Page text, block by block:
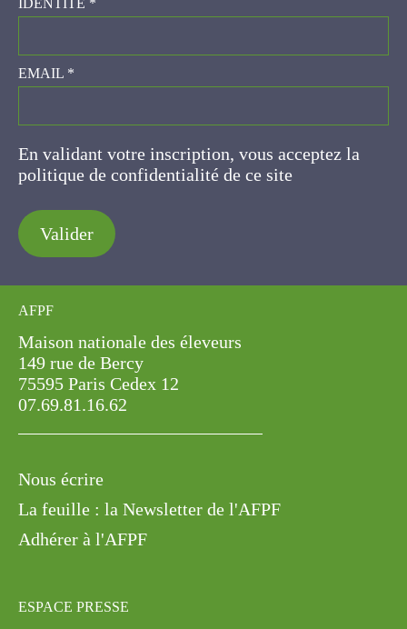
EMAIL*
En validant votre inscription, vous acceptez la
politique de confidentialité de ce site
Valider
AFPF
Maison nationale des éleveurs
149 rue de Bercy
75595 Paris Cedex 12
07.69.81.16.62
Nous écrire
La feuille : la Newsletter de l'AFPF
Adhérer à l'AFPF
ESPACE PRESSE